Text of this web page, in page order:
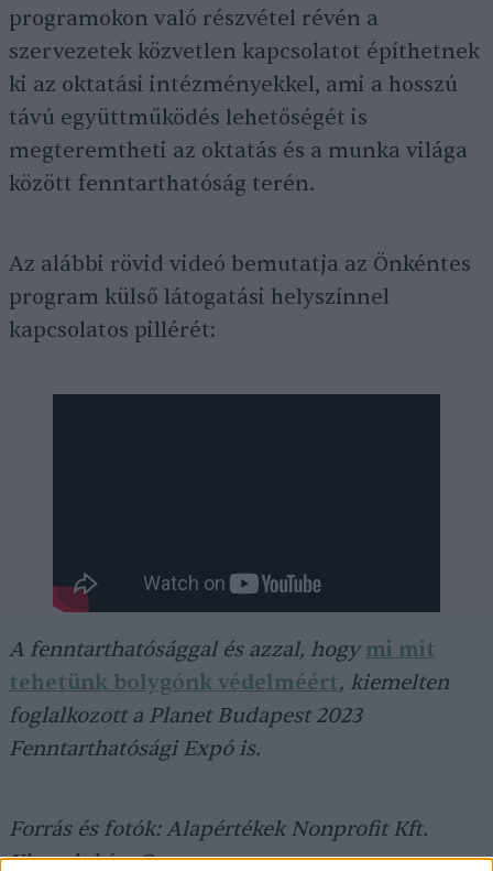
programokon való részvétel révén a
szervezetek közvetlen kapcsolatot építhetnek
ki az oktatási intézményekkel, ami a hosszú
távú együttműködés lehetőségét is
megteremtheti az oktatás és a munka világa
között fenntarthatóság terén.
Az alábbi rövid videó bemutatja az Önkéntes
program külső látogatási helyszínnel
kapcsolatos pillérét:
A fenntarthatósággal és azzal, hogymi mit
tehetünk bolygónk védelméért, kiemelten
foglalkozott a Planet Budapest 2023
Fenntarthatósági Expó is.
Forrás és fotók: Alapértékek Nonprofit Kft.
Kiemelt kép: Canva